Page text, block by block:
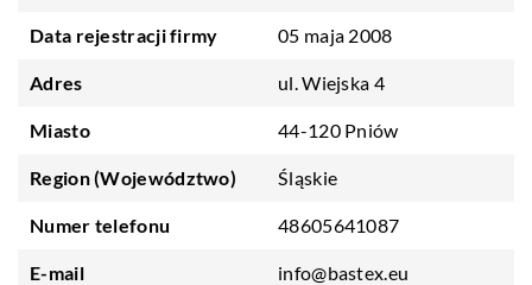
Data rejestracji firmy 05 maja 2008
Adres ul. Wiejska 4
Miasto 44-120 Pniów
Region (Województwo) Śląskie
Numer telefonu 48605641087
E-mail info@bastex.eu